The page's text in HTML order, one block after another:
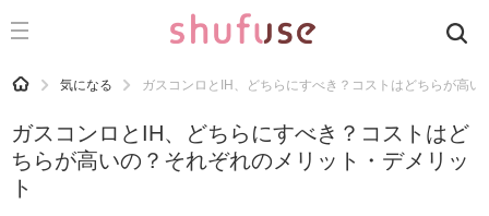
CATEGORY 記事カテゴリ
運気
HOME 気になる ガスコンロとIH、どちらにすべき？コストはどちらが高
ガスコンロとIH、どちらにすべき？コストはど
ちらが高いの？それぞれのメリット・デメリッ
ト